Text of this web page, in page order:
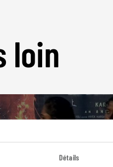
Détails
loin
Nos 19 idées de voyage